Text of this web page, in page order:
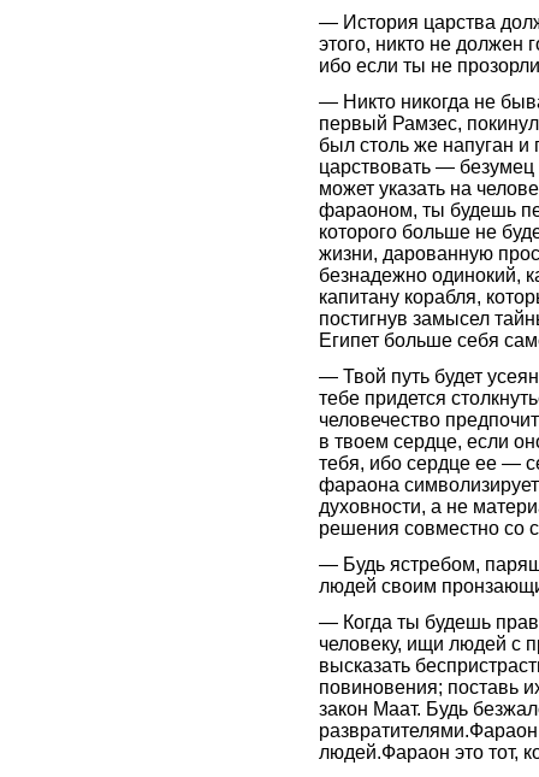
— История царства
этого, никто не должен
ибо если ты не
— Никто никогда не
первый Рамзес,
был столь же напуган и
царствовать —
может указать на
фараоном, ты будешь
которого больше не
жизни, дарованную
безнадежно одинокий,
капитану корабля,
постигнув замысел
Египет больше себя
— Твой путь будет
тебе придется
человечество
в твоем сердце, если
тебя, ибо сердце ее —
фараона
духовности, а не
решения совместно со
— Будь ястребом,
людей своим
— Когда ты будешь
человеку, ищи людей с
высказать
повиновения; поставь
закон Маат. Будь
развратителями.Фараон
людей.Фараон это тот,